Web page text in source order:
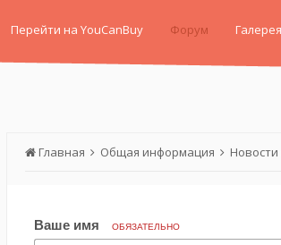
Перейти на YouCanBuy Форум Галерея
Главная Общая информация Новости
Ваше имя ОБЯЗАТЕЛЬНО